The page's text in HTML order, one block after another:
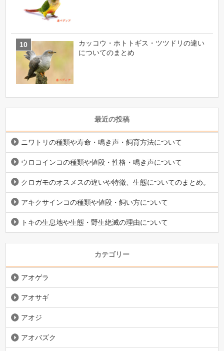
カッコウ・ホトトギス・ツツドリの違い
についてのまとめ
最近の投稿
ニワトリの種類や寿命・鳴き声・飼育方法について
ウロコインコの種類や値段・性格・鳴き声について
クロガモのオスメスの違いや特徴、生態についてのまとめ。
アキクサインコの種類や値段・飼い方について
トキの生息地や生態・野生絶滅の理由について
カテゴリー
アオゲラ
アオサギ
アオジ
アオバズク